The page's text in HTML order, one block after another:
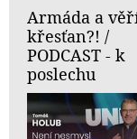
Armáda a
křesťan?! /
PODCAST - k
poslechu